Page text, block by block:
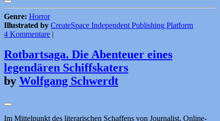
Genre: Horror
Illustrated by CreateSpace Independent Publishing Platform
4 Kommentare |
Rotbartsaga. Die Abenteuer eines
legendären Schiffskaters
by Wolfgang Schwerdt
Im Mittelpunkt des literarischen Schaffens von Journalist, Online-